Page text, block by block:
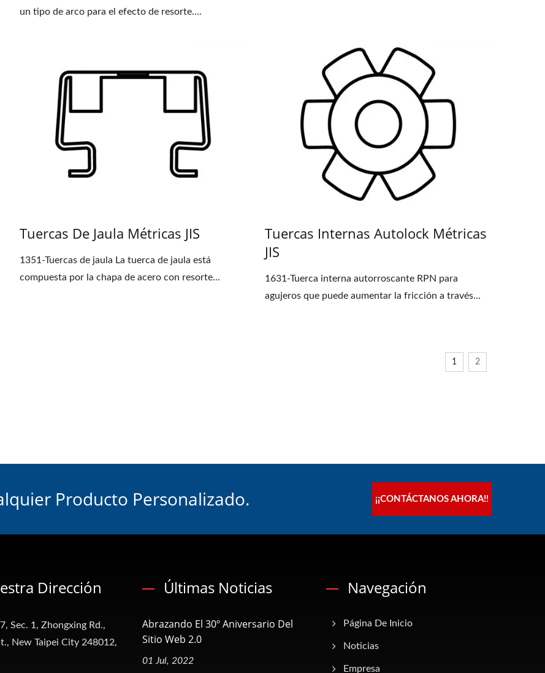
un tipo de arco para el efecto de resorte....
Tuercas De Jaula Métricas JIS
1351-Tuercas de jaula La tuerca de jaula está
compuesta por la chapa de acero con resorte...
Tuercas Internas Autolock Métricas
JIS
1631-Tuerca interna autorroscante RPN para
agujeros que puede aumentar la fricción a través...
1 2
Producto Personalizado. ¡¡CONTÁCTANOS AHORA!!
Dirección
Sec. 1, Zhongxing Rd.,
New Taipei City 248012,
Últimas Noticias
Abrazando El 30º Aniversario Del
Sitio Web 2.0
01 Jul, 2022
Navegación
Página De Inicio
Noticias
Empresa